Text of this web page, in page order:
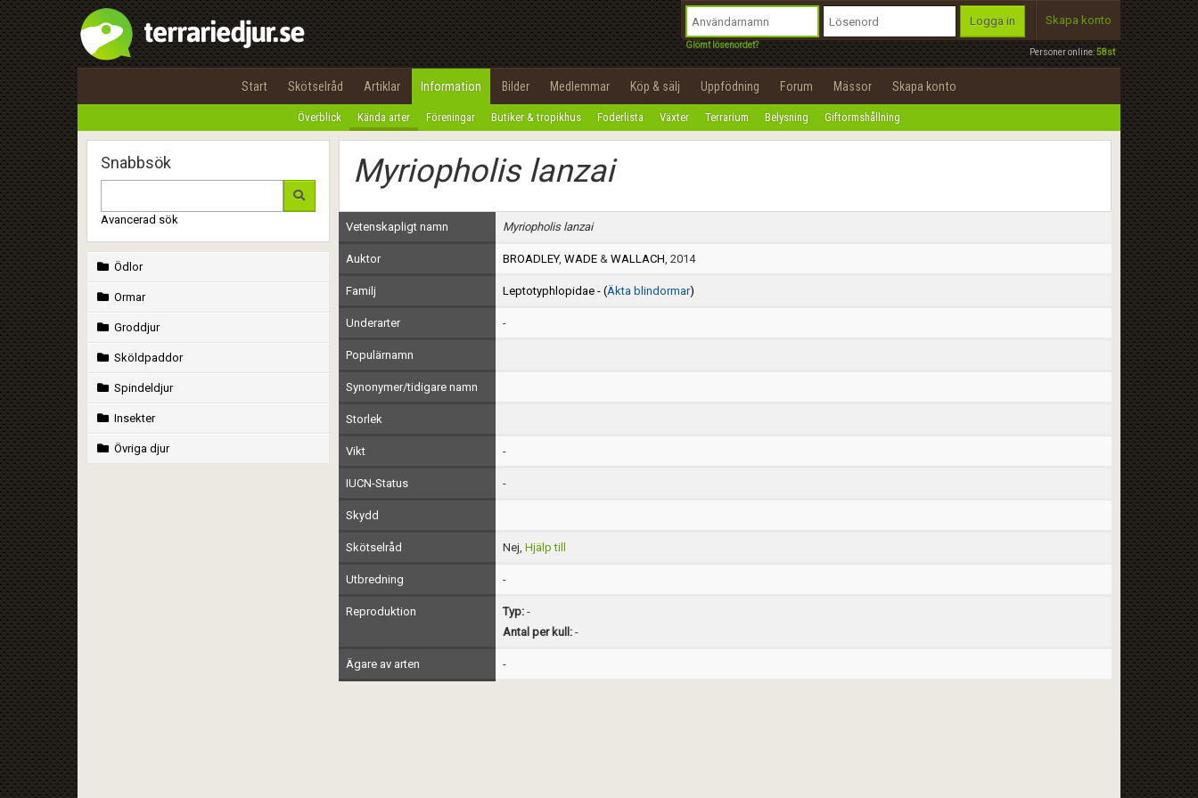
Personer online:58st
Logga in
Glömt lösenordet?
Skapa konto
Start Skötselråd Artiklar Information Bilder Medlemmar Köp & sälj Uppfödning Forum Mässor Skapa konto
Överblick Kända arter Föreningar Butiker & tropikhus Foderlista Växter Terrarium Belysning Giftormshållning
Snabbsök
Avancerad sök
Ödlor
Ormar
Groddjur
Sköldpaddor
Spindeldjur
Insekter
Övriga djur
Myriopholis lanzai
Vetenskapligt namn Myriopholis lanzai
Auktor BROADLEY, WADE& WALLACH, 2014
Familj Leptotyphlopidae - (Äkta blindormar)
Underarter -
Populärnamn
Synonymer/tidigare namn
Storlek
Vikt -
IUCN-Status -
Skydd
Skötselråd Nej, Hjälp till
Utbredning -
Reproduktion Typ:-
Antal per kull:-
Ägare av arten -
Utför
100%
OK
integritetspolicy
Namn:
Epost:
Användarnamn:
Lösenord:
Privacy Policy
Terms of Service
Begär nytt lösenord
Tillbaka till förstasidan